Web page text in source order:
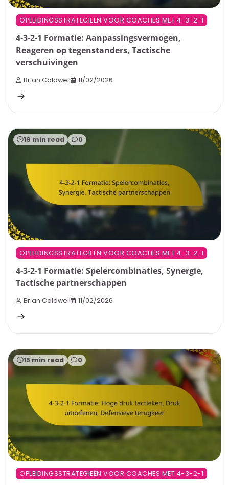
OPLEIDINGSSTRATEGIEËN VOOR COACHES MET 4-3-2-1
4-3-2-1 Formatie: Aanpassingsvermogen,
Reageren op tegenstanders, Tactische
verschuivingen
Brian Caldwell 11/02/2026
19 min read 0
OPLEIDINGSSTRATEGIEËN VOOR COACHES MET 4-3-2-1
4-3-2-1 Formatie: Spelercombinaties, Synergie,
Tactische partnerschappen
Brian Caldwell 11/02/2026
15 min read 0
OPLEIDINGSSTRATEGIEËN VOOR COACHES MET 4-3-2-1